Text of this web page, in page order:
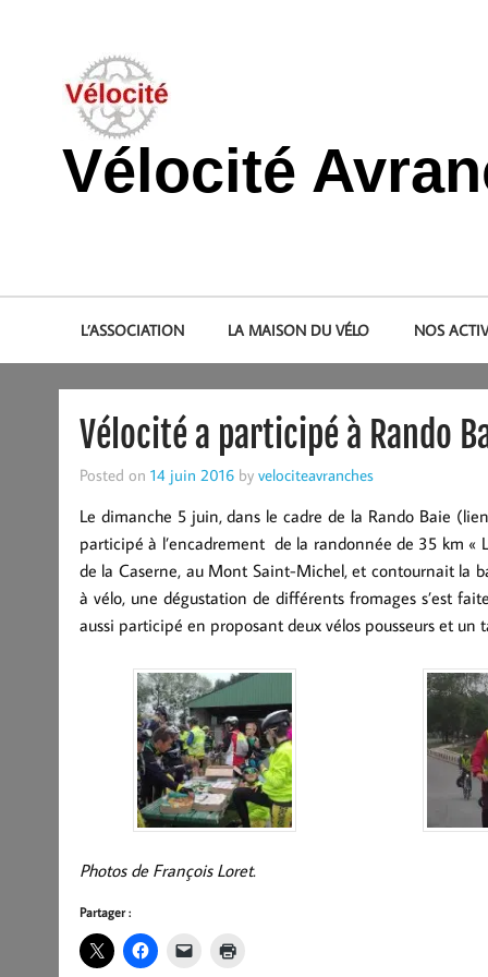
Vélocité
L’ASSOCIATION LA MAISON DU VÉLO NOS
Vélocité a participé à Rando
Posted on 14 juin 2016by velociteavranches
Le dimanche 5 juin, dans le cadre de la Rando Baie
participé à l’encadrement de la randonnée de 35 km «
de la Caserne, au Mont Saint-Michel, et contournait la
à vélo, une dégustation de différents fromages s’est
aussi participé en proposant deux vélos pousseurs et un
Photos de François Loret.
Partager :